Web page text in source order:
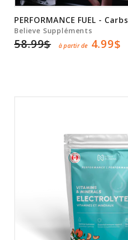
PERFORMANCE FUEL - Carbs
Believe Suppléments
58.99$ à partir de 4.99$